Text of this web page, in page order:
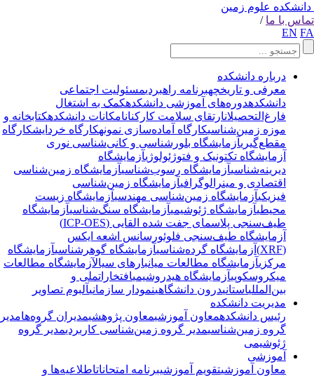
علوم زمین
با ما /
EN
درباره دانشکده
معرفی و تاریخچهبرنامه راهبردیمسئولیت اجتماعی
دانشکدهدوره‌های آموزشی دانشکدهکمک به اشتغال
فارغ‌التحصیلانارتقای سلامت کارکنانامکانات دانشکدهکتابخانه و
موزه زمین‌شناسیکارگاه آماده‌سازی نمونهکارگاه خردایشکارگاه
مقطع‌گیریآزمایشگاه بلورشناسی و کانی‌شناسی نوری
آزمایشگاه تکتونیک و فتوژئولوژیآزمایشگاه
دیرینه‌شناسیآزمایشگاه رسوب‌شناسیآزمایشگاه زمین‌شناسی
اقتصادی و مینرالوگرافیآزمایشگاه زمین‌شناسی
فیزیکیآزمایشگاه زمین‌شناسی مهندسیآزمایشگاه زیست
محیطیآزمایشگاه ژئوشیمیآزمایشگاه سنگ‌شناسیآزمایشگاه
طیف‌سنجی پلاسمای جفت شده القایی (ICP-OES)
آزمایشگاه طیف‌سنجی فلوئورسانس اشعه ایکس
آزمایشگاه گرده‌شناسیآزمایشگاه گوهرشناسیآزمایشگاه
مرکزیآزمایشگاه مطالعات میانبارهای سیالآزمایشگاه مطالعات
میکروسکوپیآزمایشگاه هیدروشیمیافتخارات ملی و
بین‌المللیاستانیدرون دانشگاهینمودار سازمانیآلبوم تصاویر
مدیریت دانشکده
رئیس دانشکدهمعاون آموزشیمعاون پژوهشیمدیران گروه‌هامدیر
گروه زمین‌شناسیمدیر گروه زمین‌شناسی کاربردیمدیر گروه
ژئوشیمی
آموزشی
معاون آموزشیتقویم آموزشیبرنامه امتحاناتاطلاعیه‌ها و